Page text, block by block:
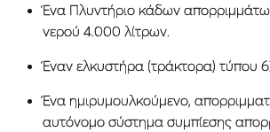
Ένα Πλυντήριο κάδων
νερού 4.000 λίτρων.
Έναν ελκυστήρα (τράκτορα) τύπου
Ένα ημιρυμουλκούμενο,
αυτόνομο σύστημα συμπίεσης